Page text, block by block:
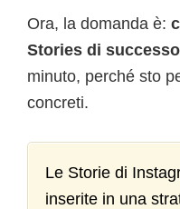
Ora, la domanda è:
Stories di successo
minuto, perché sto
concreti.
Le Storie di
inserite in una